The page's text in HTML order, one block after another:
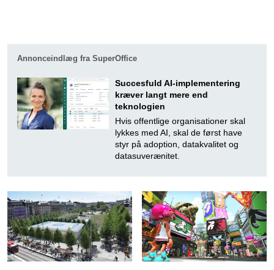
Annonceindlæg fra SuperOffice
Succesfuld AI-implementering
kræver langt mere end
teknologien
Hvis offentlige organisationer skal
lykkes med AI, skal de først have
styr på adoption, datakvalitet og
datasuverænitet.